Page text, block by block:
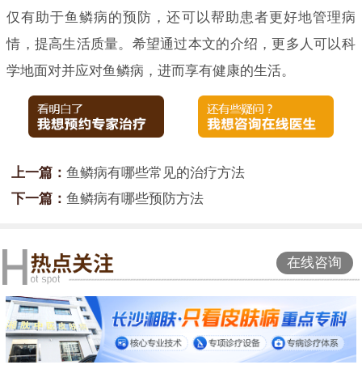
仅有助于鱼鳞病的预防，还可以帮助患者更好地管理病
情，提高生活质量。希望通过本文的介绍，更多人可以科
学地面对并应对鱼鳞病，进而享有健康的生活。
上一篇： 鱼鳞病有哪些常见的治疗方法
下一篇： 鱼鳞病有哪些预防方法
在线咨询